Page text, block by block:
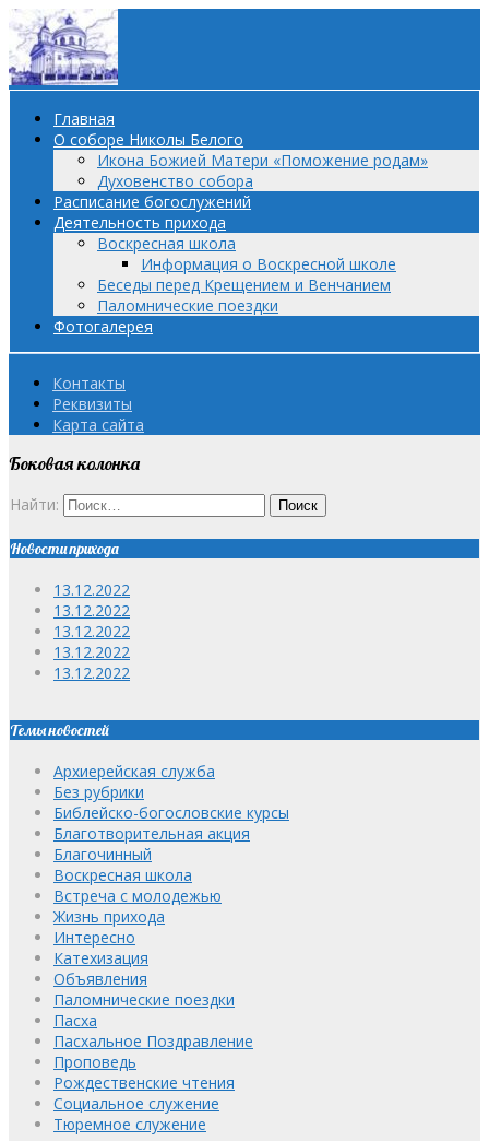
Главная
О соборе Николы Белого
Икона Божией Матери «Поможение родам»
Духовенство собора
Расписание богослужений
Деятельность прихода
Воскресная школа
Информация о Воскресной школе
Беседы перед Крещением и Венчанием
Паломнические поездки
Фотогалерея
Контакты
Реквизиты
Карта сайта
Боковая колонка
Найти:
Новости прихода
13.12.2022
13.12.2022
13.12.2022
13.12.2022
13.12.2022
Темы новостей
Архиерейская служба
Без рубрики
Библейско-богословские курсы
Благотворительная акция
Благочинный
Воскресная школа
Встреча с молодежью
Жизнь прихода
Интересно
Катехизация
Объявления
Паломнические поездки
Пасха
Пасхальное Поздравление
Проповедь
Рождественские чтения
Социальное служение
Тюремное служение